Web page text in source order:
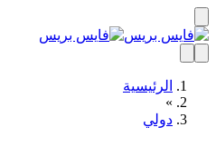
الرئيسية
دولي